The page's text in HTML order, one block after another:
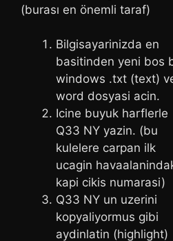
(burası en önemli taraf)
Bilgisayarinizda en
basitinden yeni bos
windows .txt (text)
word dosyasi acin.
Icine buyuk harflerle
Q33 NY yazin. (bu
kulelere carpan ilk
ucagin
kapi cikis numarasi)
Q33 NY un uzerini
kopyaliyormus gibi
aydinlatin (highlight)